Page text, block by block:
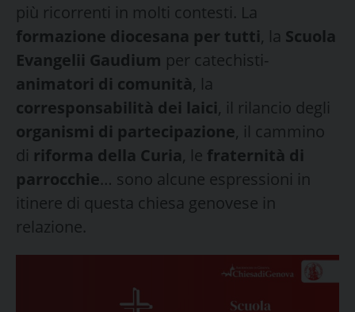
più ricorrenti in molti contesti. La
formazione diocesana per tutti, la Scuola
Evangelii Gaudium per catechisti-
animatori di comunità, la
corresponsabilità dei laici, il rilancio degli
organismi di partecipazione, il cammino
di riforma della Curia, le fraternità di
parrocchie… sono alcune espressioni in
itinere di questa chiesa genovese in
relazione.